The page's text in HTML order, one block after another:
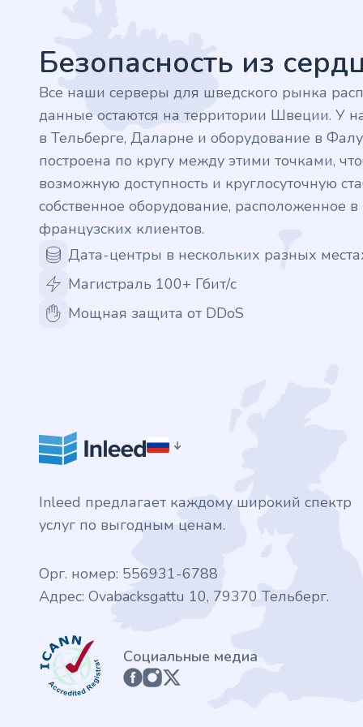
.ua
.ch
.ink
.email
.bz
.in
.shop
.cn
.re
.games
Безопасность из
Все наши серверы для шведского рынка
данные остаются на территории Швеции. У
в Тельберге, Даларне и оборудование в
построена по кругу между этими точками,
возможную доступность и круглосуточную
собственное оборудование, расположенное
французских клиентов.
Дата-центры в нескольких разных
Магистраль 100+ Гбит/с
Мощная защита от DDoS
Inleed предлагает каждому широкий спектр
услуг по выгодным ценам.
Орг. номер: 556931-6788
Адрес: Ovabacksgattu 10, 79370 Тельберг.
ICANN
Социальные медиа